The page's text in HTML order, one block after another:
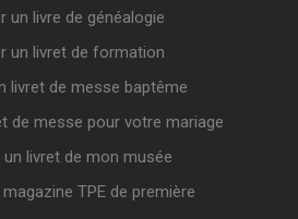
un livre de généalogie
un livret de formation
livret de messe baptême
de messe pour votre mariage
un livret de mon musée
TPE de première